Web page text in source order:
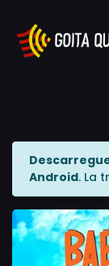
Android. La